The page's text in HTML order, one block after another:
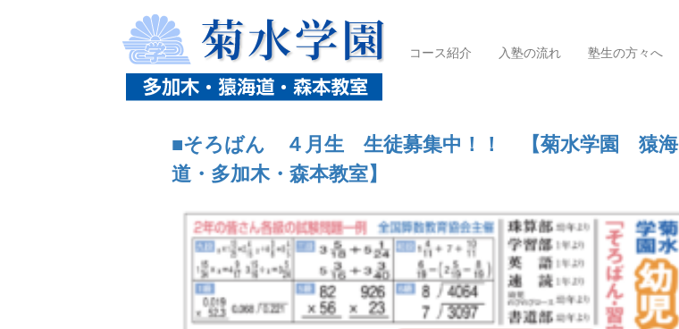
コース紹介 入塾の流れ 塾生の方々へ
ホーム ニュース
タグ「そろばん」の記事一覧
■そろばん ４月生 生徒募集中！！ 【菊水学園 猿海
道・多加木・森本教室】